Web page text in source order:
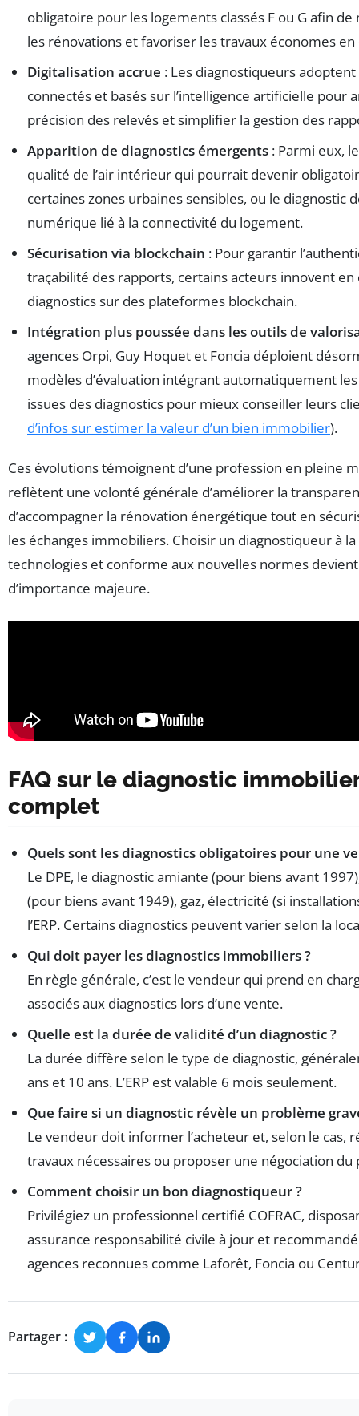
obligatoire pour les logements classés F ou G afin
les rénovations et favoriser les travaux économes
Digitalisation accrue : Les diagnostiqueurs
connectés et basés sur l’intelligence artificielle pour
précision des relevés et simplifier la gestion des
Apparition de diagnostics émergents : Parmi eux,
qualité de l’air intérieur qui pourrait devenir
certaines zones urbaines sensibles, ou le diagnostic
numérique lié à la connectivité du logement.
Sécurisation via blockchain : Pour garantir
traçabilité des rapports, certains acteurs innovent en
diagnostics sur des plateformes blockchain.
Intégration plus poussée dans les outils de
agences Orpi, Guy Hoquet et Foncia déploient
modèles d’évaluation intégrant automatiquement
issues des diagnostics pour mieux conseiller leurs
d’infos sur estimer la valeur d’un bien immobilier).
Ces évolutions témoignent d’une profession en pleine
reflètent une volonté générale d’améliorer la
d’accompagner la rénovation énergétique tout en
les échanges immobiliers. Choisir un diagnostiqueur à
technologies et conforme aux nouvelles normes
d’importance majeure.
FAQ sur le diagnostic
complet
Quels sont les diagnostics obligatoires pour une
Le DPE, le diagnostic amiante (pour biens avant
(pour biens avant 1949), gaz, électricité (si
l’ERP. Certains diagnostics peuvent varier selon la
Qui doit payer les diagnostics immobiliers ?
En règle générale, c’est le vendeur qui prend en
associés aux diagnostics lors d’une vente.
Quelle est la durée de validité d’un diagnostic ?
La durée diffère selon le type de diagnostic,
ans et 10 ans. L’ERP est valable 6 mois seulement.
Que faire si un diagnostic révèle un problème
Le vendeur doit informer l’acheteur et, selon le cas,
travaux nécessaires ou proposer une négociation du
Comment choisir un bon diagnostiqueur ?
Privilégiez un professionnel certifié COFRAC,
assurance responsabilité civile à jour et
agences reconnues comme Laforêt, Foncia ou
Partager :